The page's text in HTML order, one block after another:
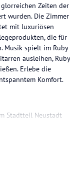
Zeiten der
wurden. Die Zimmer
mit luxuriösen
die für
Musik spielt im Ruby
ausleihen, Ruby
Erlebe die
Komfort.
Stadtteil Neustadt
wenige Kilometer